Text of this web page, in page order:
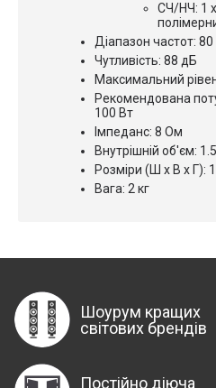
СЧ/НЧ: 1
Діапазон частот:
Чутливість: 88 дБ
Максимальний
Рекомендована
100 Вт
Імпеданс: 8 Ом
Внутрішній об'єм:
Розміри (Ш x В x Г):
Вага: 2 кг
Шоурум кращих
світових брендів
Постійно діюча